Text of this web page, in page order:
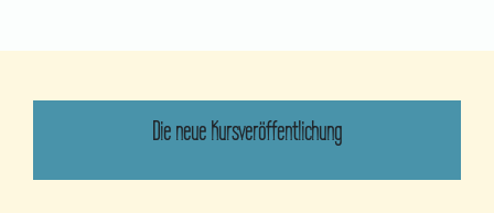
Die neue Kursveröffentlichung